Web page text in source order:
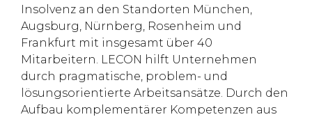
Insolvenz an den Standorten München,
Augsburg, Nürnberg, Rosenheim und
Frankfurt mit insgesamt über 40
Mitarbeitern. LECON hilft Unternehmen
durch pragmatische, problem- und
lösungsorientierte Arbeitsansätze. Durch den
Aufbau komplementärer Kompetenzen aus